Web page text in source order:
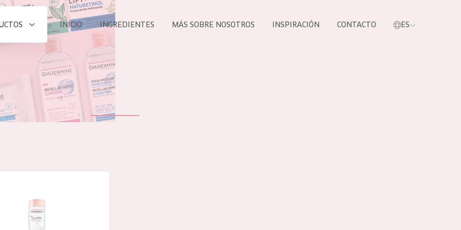
COLECCIÓN
Essentials
Lift+
INICIO INGREDIENTES MÁS SOBRE NOSOTROS INSPIRACIÓN CONTACTO ES